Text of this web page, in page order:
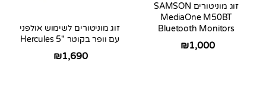
זוג מוניטורים SAMSON
MediaOne M50BT
Bluetooth Monitors
₪1,000
זוג מוניטורים לשימוש אולפני
עם וופר בקוטר 5″ Hercules
₪1,690